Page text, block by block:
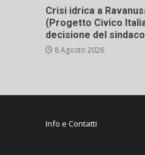
Crisi idrica a
(Progetto Civico
decisione del
8 Agosto 2026
Info e Contatti